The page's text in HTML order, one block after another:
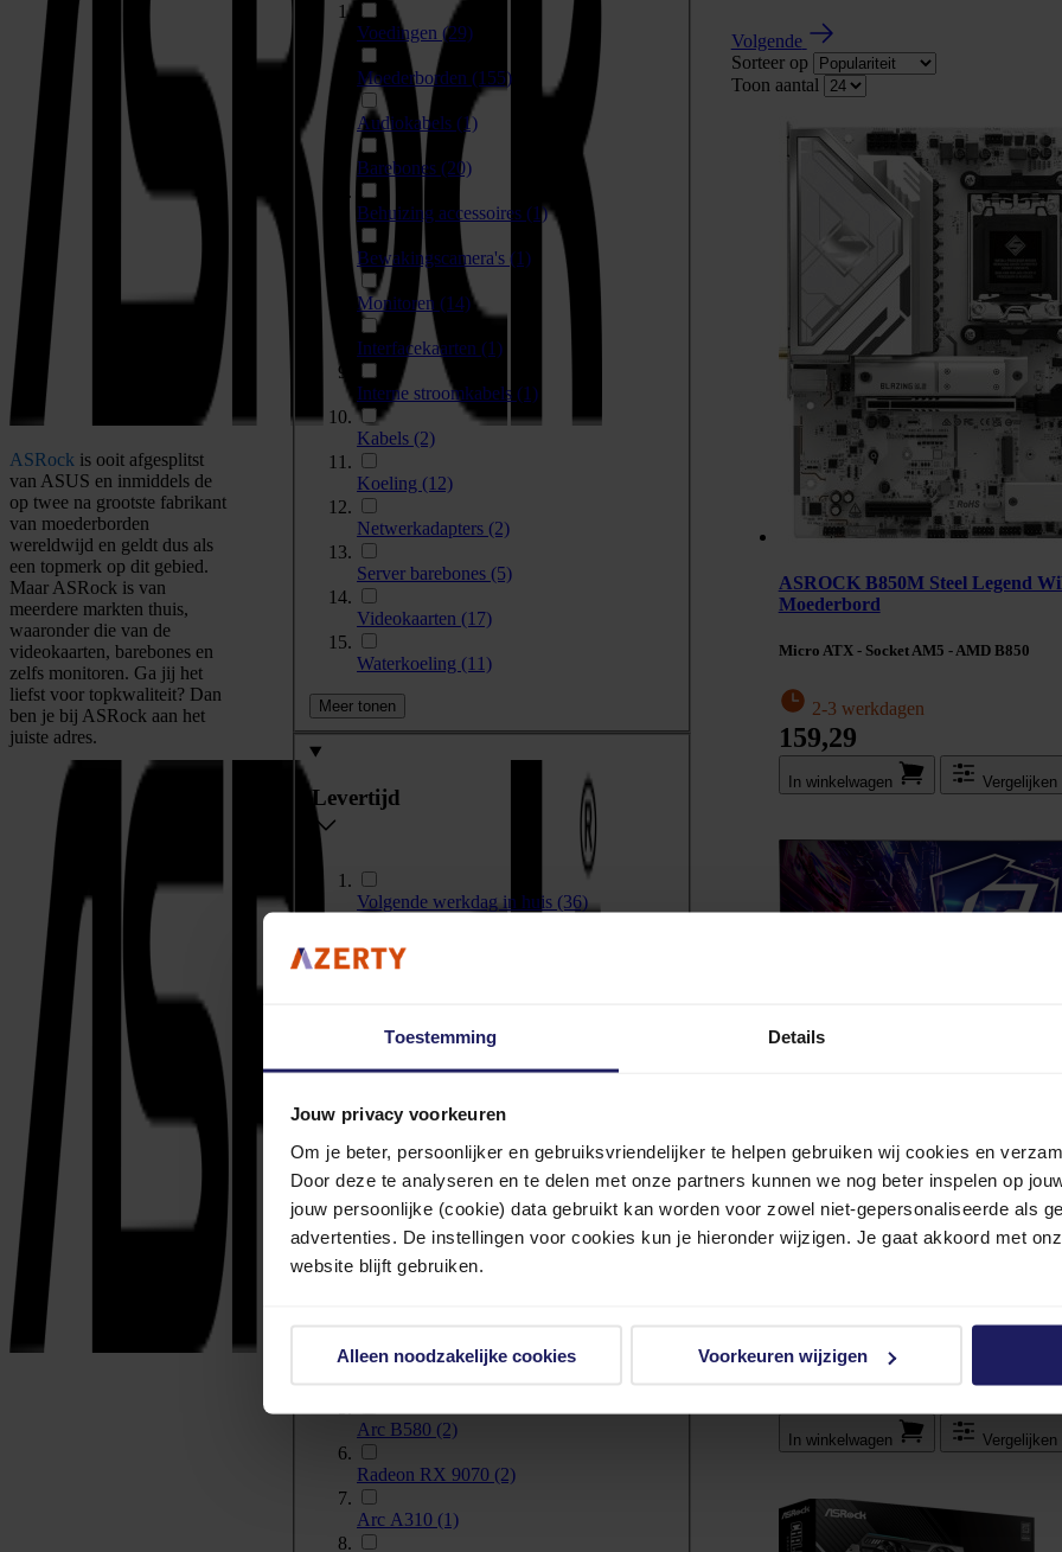
Toestemming Details
Jouw privacy voorkeuren
Om je beter, persoonlijker en gebruiksvriendelijker te helpen gebruiken wij cookies en
Door deze te analyseren en te delen met onze partners kunnen we nog beter inspelen op
jouw persoonlijke (cookie) data gebruikt kan worden voor zowel niet-gepersonaliseerde als
advertenties. De instellingen voor cookies kun je hieronder wijzigen. Je gaat akkoord met
website blijft gebruiken.
Alleen noodzakelijke cookies Voorkeuren wijzigen
ASRock is ooit afgesplitst
van ASUS en inmiddels de
op twee na grootste fabrikant
van moederborden
wereldwijd en geldt dus als
een topmerk op dit gebied.
Maar ASRock is van
meerdere markten thuis,
waaronder die van de
videokaarten, barebones en
zelfs monitoren. Ga jij het
liefst voor topkwaliteit? Dan
ben je bij ASRock aan het
juiste adres.
Voedingen (29)
Moederborden (155)
Audiokabels (1)
Barebones (20)
Behuizing accessoires (1)
Bewakingscamera's (1)
Monitoren (14)
Interfacekaarten (1)
Interne stroomkabels (1)
Kabels (2)
Koeling (12)
Netwerkadapters (2)
Server barebones (5)
Videokaarten (17)
Waterkoeling (11)
Meer tonen
Levertijd
Volgende werkdag in huis (36)
2-3 werkdagen
Radeon RX 9070 XT (5)
Arc A380(2)
Arc B580 (2)
Radeon RX 9070 (2)
Arc A310 (1)
Volgende
Sorteer op
Toon aantal
ASROCK B850M Steel Legend
Moederbord
Micro ATX - Socket AM5 - AMD B850
2-3 werkdagen
159,29
In winkel­wagen Vergelijken
2-3 werkdagen
838,-
In winkel­wagen Vergelijken